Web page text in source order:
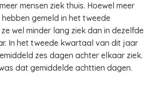
mensen ziek thuis. Hoewel meer
hebben gemeld in het tweede
wel minder lang ziek dan in dezelfde
In het tweede kwartaal van dit jaar
zes dagen achter elkaar ziek.
dat gemiddelde achttien dagen.